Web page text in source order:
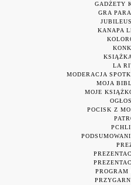
GADŻETY
GRA
KANAPA
LA
MODERACJA
MOJA
MOJE
POCISK Z
PROGRAM